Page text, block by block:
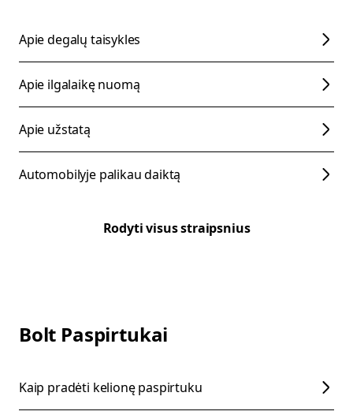
Apie degalų taisykles
Apie ilgalaikę nuomą
Apie užstatą
Automobilyje palikau daiktą
Rodyti visus straipsnius
Bolt Paspirtukai
Kaip pradėti kelionę paspirtuku